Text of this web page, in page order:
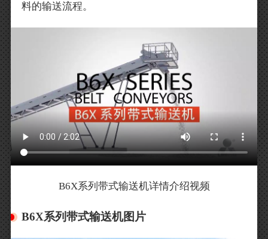
料的输送流程。
B6X系列带式输送机详情介绍视频
B6X系列带式输送机图片